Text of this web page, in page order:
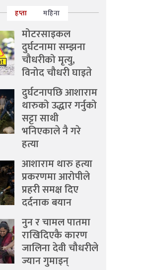
हप्ता महिना
मोटरसाइकल
दुर्घटनामा सम्झना
चौधरीको मृत्यु,
विनोद चौधरी घाइते
दुर्घटनापछि आशाराम
थारुको उद्धार गर्नुको
सट्टा साथी
भनिएकाले नै गरे
हत्या
आशाराम थारु हत्या
प्रकरणमा आरोपीले
प्रहरी समक्ष दिए
दर्दनाक बयान
नुन र चामल पातमा
राखिदिएकै कारण
जालिना देवी चौधरीले
ज्यान गुमाइन्